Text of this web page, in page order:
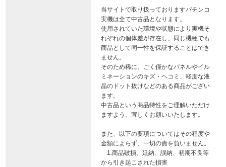
当サイトで取り扱っておりますパチンコ
実機は全て中古品となります。
使用されていた環境や状態により実機そ
れぞれの個体差が存在し、同じ機種でも
商品として同一性を保証することはでき
ません。
そのため稀に、ごく僅かなパネルやイル
ミネーションのキズ・ヘコミ、軽度な液
晶のドット抜けなどのある商品がござい
ます。
中古品という商品特性をご理解いただけ
ますよう、宜しくお願いいたします。
また、以下の要項についてはその程度や
金額によらず、一切の責を負いません。
1.商品破損、延納、誤納、初期不良等
から引き起こされた損害